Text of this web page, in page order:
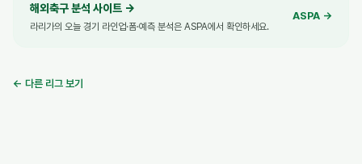
해외축구 분석 사이트 →
라리가의 오늘 경기 라인업·폼·예측 분석은 ASPA에서 확인하세요.
ASPA →
← 다른 리그 보기